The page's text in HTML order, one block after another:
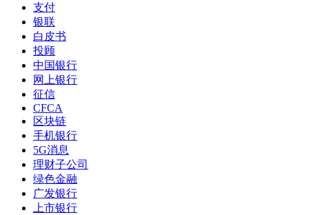
支付
银联
白皮书
投顾
中国银行
网上银行
征信
CFCA
区块链
手机银行
5G消息
理财子公司
绿色金融
广发银行
上市银行